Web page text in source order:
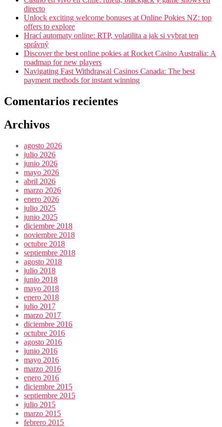
directo
Unlock exciting welcome bonuses at Online Pokies NZ: top
offers to explore
Hrací automaty online: RTP, volatilita a jak si vybrat ten
správný
Discover the best online pokies at Rocket Casino Australia: A
roadmap for new players
Navigating Fast Withdrawal Casinos Canada: The best
payment methods for instant winning
Comentarios recientes
Archivos
agosto 2026
julio 2026
junio 2026
mayo 2026
abril 2026
marzo 2026
enero 2026
julio 2025
junio 2025
diciembre 2018
noviembre 2018
octubre 2018
septiembre 2018
agosto 2018
julio 2018
junio 2018
mayo 2018
enero 2018
julio 2017
marzo 2017
diciembre 2016
octubre 2016
agosto 2016
junio 2016
mayo 2016
marzo 2016
enero 2016
diciembre 2015
septiembre 2015
julio 2015
marzo 2015
febrero 2015